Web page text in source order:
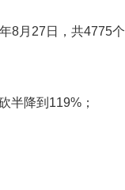
8月27日，共4775个
半降到119%；